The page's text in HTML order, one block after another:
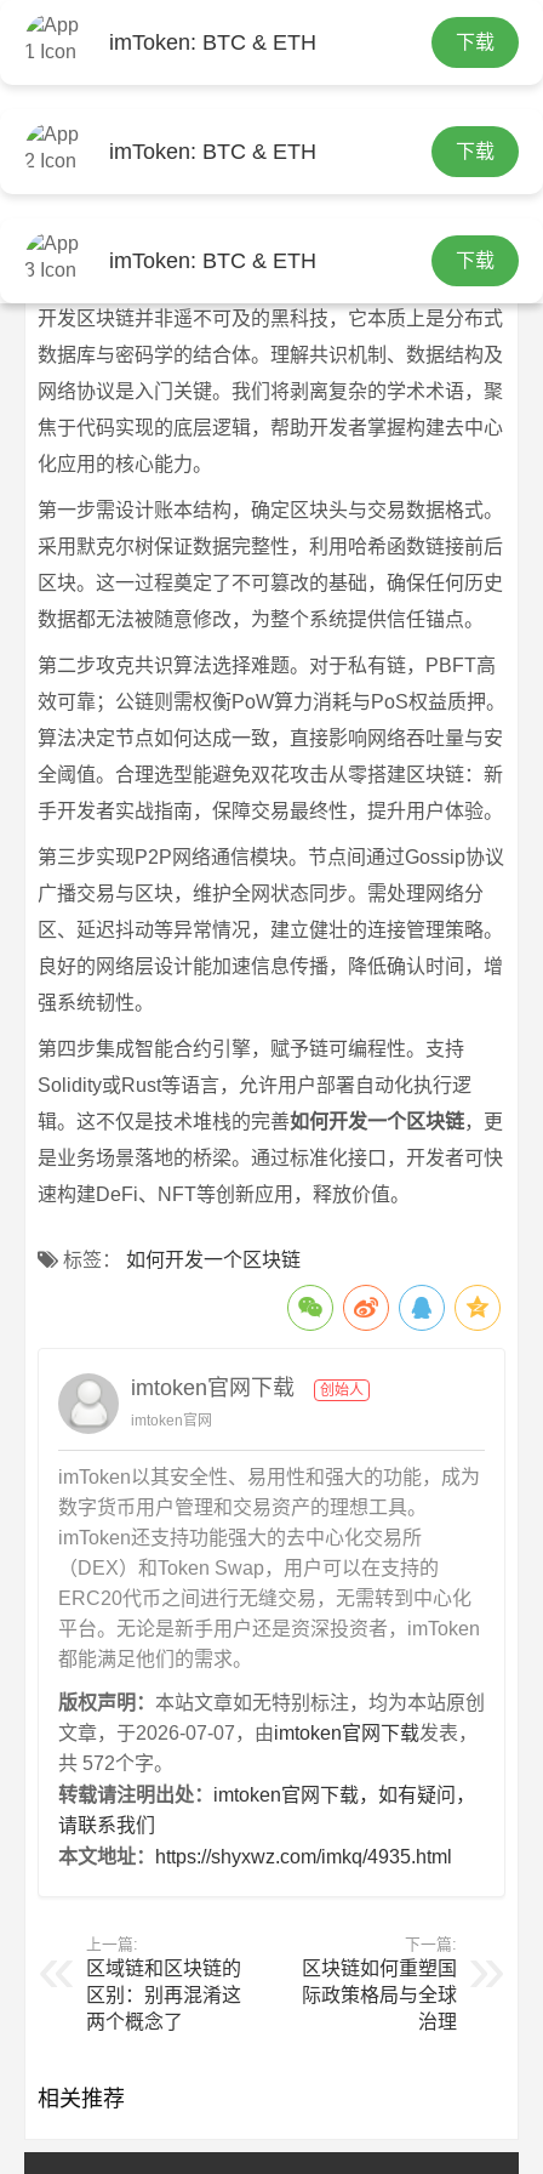
imToken: BTC & ETH 下载
imToken: BTC & ETH 下载
imToken: BTC & ETH 下载
首页
从零搭建区块链：新手开发者实战指南
imtoken官网
从零搭建区块链：新手开发者实战指南
开发区块链并非遥不可及的黑科技，它本质上是分布式
数据库与密码学的结合体。理解共识机制、数据结构及
网络协议是入门关键。我们将剥离复杂的学术术语，聚
焦于代码实现的底层逻辑，帮助开发者掌握构建去中心
化应用的核心能力。
第一步需设计账本结构，确定区块头与交易数据格式。
采用默克尔树保证数据完整性，利用哈希函数链接前后
区块。这一过程奠定了不可篡改的基础，确保任何历史
数据都无法被随意修改，为整个系统提供信任锚点。
第二步攻克共识算法选择难题。对于私有链，PBFT高
效可靠；公链则需权衡PoW算力消耗与PoS权益质押。
算法决定节点如何达成一致，直接影响网络吞吐量与安
全阈值。合理选型能避免双花攻击从零搭建区块链：新
手开发者实战指南，保障交易最终性，提升用户体验。
第三步实现P2P网络通信模块。节点间通过Gossip协议
广播交易与区块，维护全网状态同步。需处理网络分
区、延迟抖动等异常情况，建立健壮的连接管理策略。
良好的网络层设计能加速信息传播，降低确认时间，增
强系统韧性。
第四步集成智能合约引擎，赋予链可编程性。支持
Solidity或Rust等语言，允许用户部署自动化执行逻
辑。这不仅是技术堆栈的完善如何开发一个区块链，更
是业务场景落地的桥梁。通过标准化接口，开发者可快
速构建DeFi、NFT等创新应用，释放价值。
标签： 如何开发一个区块链
imtoken官网下载
创始人
imtoken官网
imToken以其安全性、易用性和强大的功能，成为
数字货币用户管理和交易资产的理想工具。
imToken还支持功能强大的去中心化交易所
（DEX）和Token Swap，用户可以在支持的
ERC20代币之间进行无缝交易，无需转到中心化
平台。无论是新手用户还是资深投资者，imToken
都能满足他们的需求。
版权声明： 本站文章如无特别标注，均为本站原创
文章，于2026-07-07，由imtoken官网下载发表，
共 572个字。
转载请注明出处： imtoken官网下载，如有疑问，
请联系我们
本文地址：
https://shyxwz.com/imkq/4935.html
上一篇:
区域链和区块链的
区别：别再混淆这
两个概念了
下一篇:
区块链如何重塑国
际政策格局与全球
治理
相关推荐